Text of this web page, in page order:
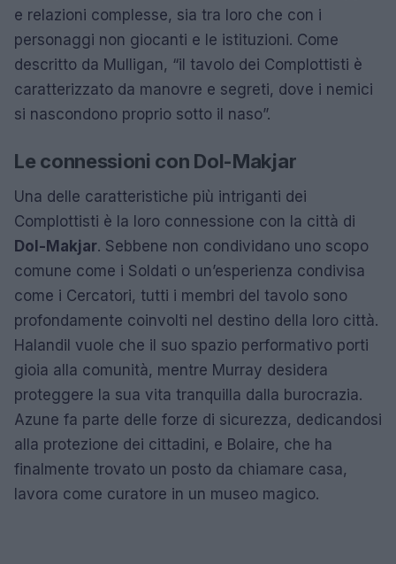
e relazioni complesse, sia tra loro che con i
personaggi non giocanti e le istituzioni. Come
descritto da Mulligan, “il tavolo dei Complottisti è
caratterizzato da manovre e segreti, dove i nemici
si nascondono proprio sotto il naso”.
Le connessioni con Dol-Makjar
Una delle caratteristiche più intriganti dei
Complottisti è la loro connessione con la città di
Dol-Makjar. Sebbene non condividano uno scopo
comune come i Soldati o un’esperienza condivisa
come i Cercatori, tutti i membri del tavolo sono
profondamente coinvolti nel destino della loro città.
Halandil vuole che il suo spazio performativo porti
gioia alla comunità, mentre Murray desidera
proteggere la sua vita tranquilla dalla burocrazia.
Azune fa parte delle forze di sicurezza, dedicandosi
alla protezione dei cittadini, e Bolaire, che ha
finalmente trovato un posto da chiamare casa,
lavora come curatore in un museo magico.